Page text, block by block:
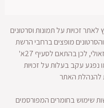
זכויות על תמונות וסרטונים
מופצים ברחבי הרשת
ולא מתאפשרת הגעה למקור החומר הויזאולי, לכן בהתאם לסעיף 27א'
נפגע עקב בעלות על זכויות
להנהלת האתר
שימוש בחומרים המפורסמים